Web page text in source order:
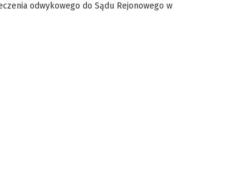
odwykowego do Sądu Rejonowego w